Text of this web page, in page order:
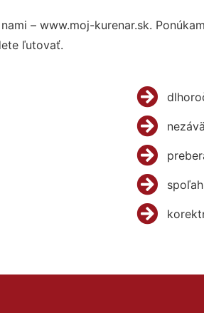
– www.moj-kurenar.sk.
ľutovať.